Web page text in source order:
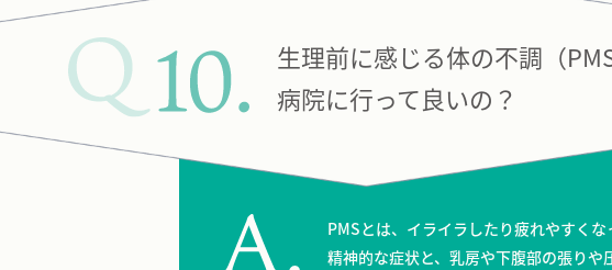
生理前に感じる体の不調（
病院に行って良いの？
PMSとは、イライラしたり疲れやすく
精神的な症状と、乳房や下腹部の張り